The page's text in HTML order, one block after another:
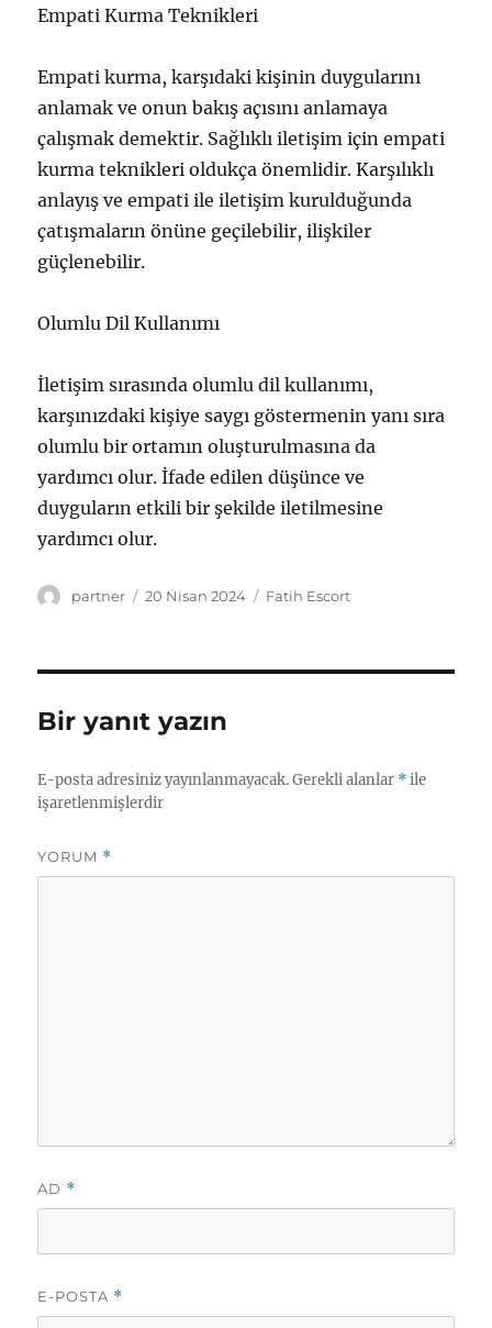
Empati Kurma Teknikleri
Empati kurma, karşıdaki kişinin duygularını
anlamak ve onun bakış açısını anlamaya
çalışmak demektir. Sağlıklı iletişim için empati
kurma teknikleri oldukça önemlidir. Karşılıklı
anlayış ve empati ile iletişim kurulduğunda
çatışmaların önüne geçilebilir, ilişkiler
güçlenebilir.
Olumlu Dil Kullanımı
İletişim sırasında olumlu dil kullanımı,
karşınızdaki kişiye saygı göstermenin yanı sıra
olumlu bir ortamın oluşturulmasına da
yardımcı olur. İfade edilen düşünce ve
duyguların etkili bir şekilde iletilmesine
yardımcı olur.
Yazar
partner
Yayın
20 Nisan 2024 Kategoriler
Fatih Escort
Bir yanıt yazın
E-posta adresiniz yayınlanmayacak. Gerekli alanlar *ile
işaretlenmişlerdir
YORUM *
AD *
E-POSTA *